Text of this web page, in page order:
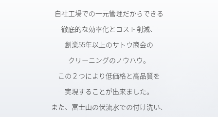
自社工場での一元管理だからできる
徹底的な効率化とコスト削減、
創業55年以上のサトウ商会の
クリーニングのノウハウ。
この２つにより低価格と高品質を
実現することが出来ました。
また、富士山の伏流水での付け洗い、